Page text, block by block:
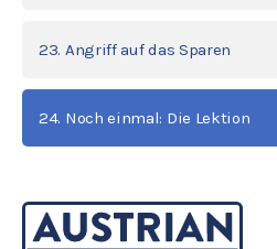
23. Angriff auf das Sparen
24. Noch einmal: Die Lektion